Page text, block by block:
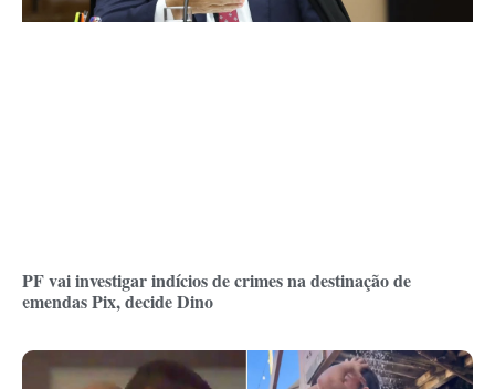
PF vai investigar indícios de crimes na destinação de
emendas Pix, decide Dino